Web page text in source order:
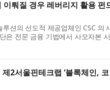
뤄질 경우 레버리지 활용 펀
션의 선도적 제공업체인 CSC 의
은 전문 금융 기법에서 사모자본
자(LP)는 공시가 명확할 경우 이러
2서울핀테크랩 ‘블록체인,